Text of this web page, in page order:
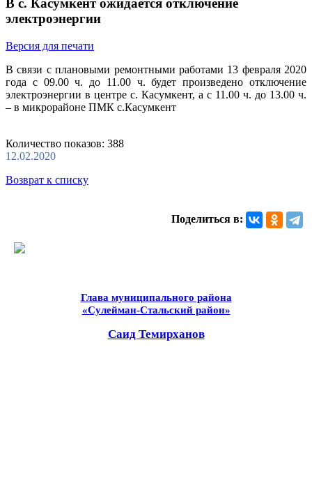
В с. Касумкент ожидается отключение
электроэнергии
Версия для печати
В связи с плановыми ремонтными работами 13 февраля 2020
года с 09.00 ч. до 11.00 ч. будет произведено отключение
электроэнергии в центре с. Касумкент, а с 11.00 ч. до 13.00 ч.
– в микрорайоне ПМК с.Касумкент
Количество показов: 388
12.02.2020
Возврат к списку
Поделиться в:
Глава муниципального района
«Сулейман-Стальский район»
Саид Темирханов